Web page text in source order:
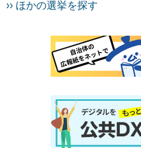
›› ほかの選挙を探す